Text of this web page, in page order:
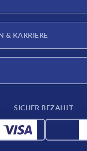
& KARRIERE
SICHER BEZAHLT